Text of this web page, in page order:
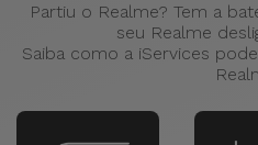
Partiu o Realme? Tem a
seu Realme
Saiba como a iServices